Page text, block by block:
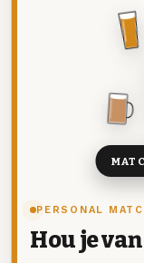
PERSONAL
Hou je